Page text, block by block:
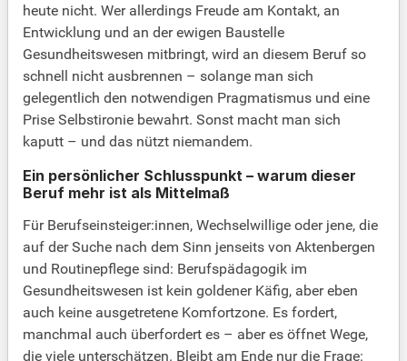
heute nicht. Wer allerdings Freude am Kontakt, an
Entwicklung und an der ewigen Baustelle
Gesundheitswesen mitbringt, wird an diesem Beruf so
schnell nicht ausbrennen – solange man sich
gelegentlich den notwendigen Pragmatismus und eine
Prise Selbstironie bewahrt. Sonst macht man sich
kaputt – und das nützt niemandem.
Ein persönlicher Schlusspunkt – warum dieser
Beruf mehr ist als Mittelmaß
Für Berufseinsteiger:innen, Wechselwillige oder jene, die
auf der Suche nach dem Sinn jenseits von Aktenbergen
und Routinepflege sind: Berufspädagogik im
Gesundheitswesen ist kein goldener Käfig, aber eben
auch keine ausgetretene Komfortzone. Es fordert,
manchmal auch überfordert es – aber es öffnet Wege,
die viele unterschätzen. Bleibt am Ende nur die Frage: